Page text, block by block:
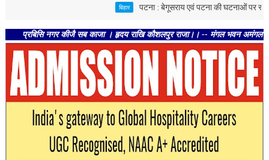
पटना : बेगूसराय एवं पटना की घटनाओं पर स्वास्थ्य
नगर कीजै सब काजा । हृदय राखि कौशलपुर राजा।। -- मंगल भवन अमंगल हारी।